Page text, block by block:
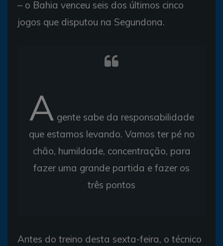
– o Bahia venceu seis dos últimos cinco
jogos que disputou na Segundona.
A gente sabe da responsabilidade
que estamos levando. Vamos ter pé no
chão, humildade, concentração, para
fazer uma grande partida e fazer os
três pontos
Antes do treino desta sexta-feira, o técnico